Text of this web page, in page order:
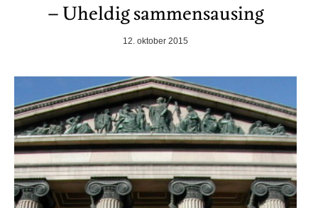
– Uheldig sammensausing
12. oktober 2015